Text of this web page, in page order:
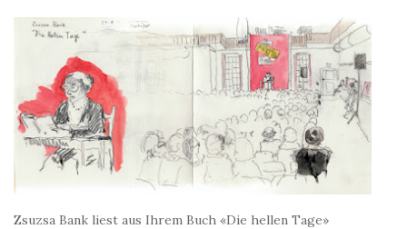
Zsuzsa Bank liest aus Ihrem Buch «Die hellen Tage»